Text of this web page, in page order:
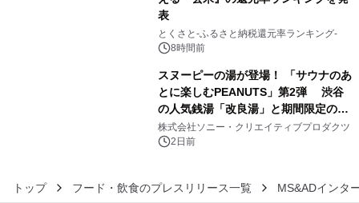
表
とくさと-ふるさと納税還元率ランキング-
8時間前
スヌーピーの湯が登場！ 「サウナのあ
とに楽しむPEANUTS」第2弾 渋谷
の人気銭湯「改良湯」と期間限定のコ
ラボレーション サウナイキタイコラ
ボグッズも発売決定！
株式会社ソニー・クリエイティブプロダクツ
2日前
トップ フード・飲食のプレスリリース一覧 MS&ADインタ